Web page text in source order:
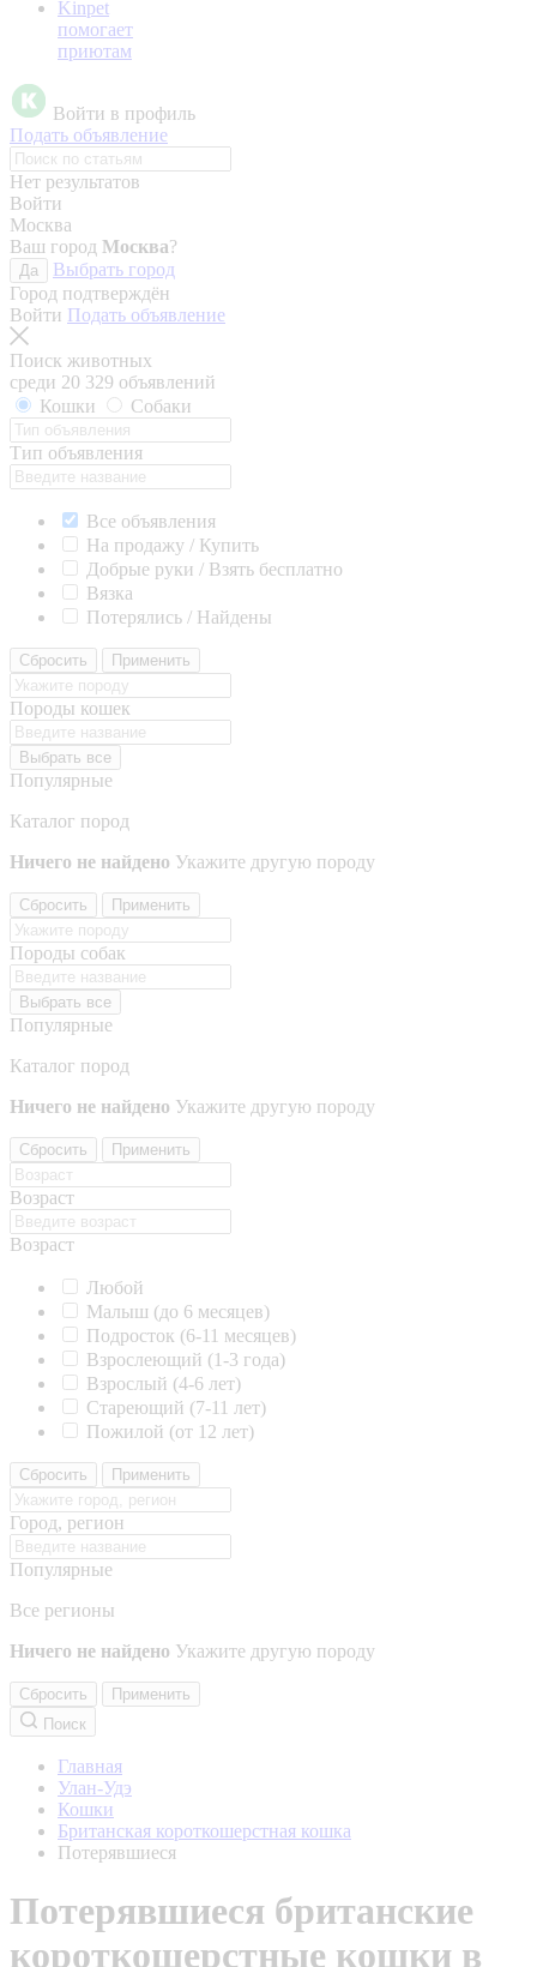
Kinpet
помогает
приютам
Войти в профиль
Подать объявление
Нет результатов
Войти
Москва
Ваш город Москва?
Да
Выбрать город
Город подтверждён
Войти Подать объявление
Поиск животных
среди 20 329 объявлений
Кошки
Собаки
Тип объявления
Все объявления
На продажу / Купить
Добрые руки / Взять бесплатно
Вязка
Потерялись / Найдены
Сбросить Применить
Породы кошек
Выбрать все
Популярные
Каталог пород
Ничего не найдено Укажите другую породу
Сбросить Применить
Породы собак
Выбрать все
Популярные
Каталог пород
Ничего не найдено Укажите другую породу
Сбросить Применить
Возраст
Возраст
Любой
Малыш (до 6 месяцев)
Подросток (6-11 месяцев)
Взрослеющий (1-3 года)
Взрослый (4-6 лет)
Стареющий (7-11 лет)
Пожилой (от 12 лет)
Сбросить Применить
Город, регион
Популярные
Все регионы
Ничего не найдено Укажите другую породу
Сбросить
Применить
Поиск
Главная
Улан-Удэ
Кошки
Британская короткошерстная кошка
Потерявшиеся
Потерявшиеся британские
короткошерстные кошки в